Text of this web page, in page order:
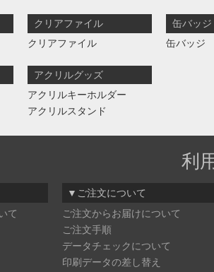
クリアファイル
クリアファイル
缶バッジ
缶バッジ
アクリルグッズ
アクリルキーホルダー
アクリルスタンド
利
て
▼ご注文について
ご注文からお届けについて
ご注文手順
データチェックについて
印刷データの差し替え